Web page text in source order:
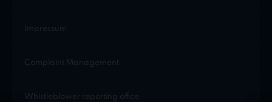
Impressum
Complaint Management
Whistleblower reporting office